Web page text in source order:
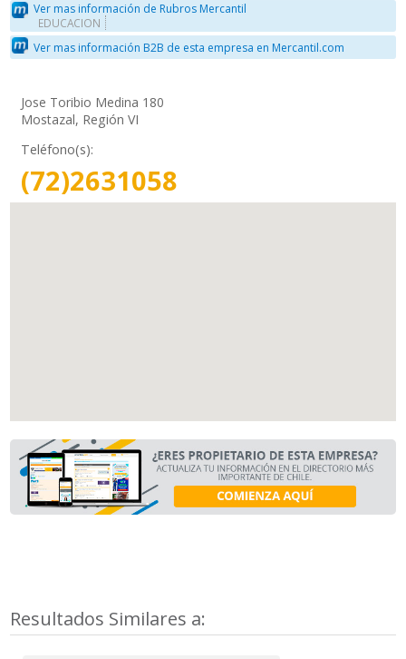
Ver mas información de Rubros Mercantil
EDUCACION
Ver mas información B2B de esta empresa en Mercantil.com
Jose Toribio Medina 180
Mostazal, Región VI
Teléfono(s):
(72)2631058
Resultados Similares a: